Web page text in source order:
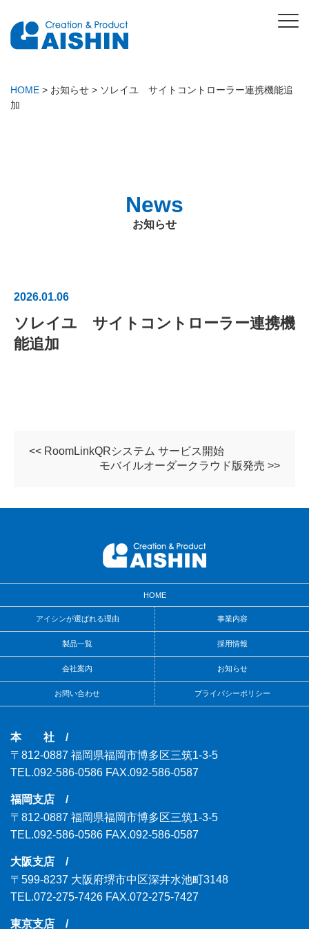
HOME > お知らせ > ソレイユ サイトコントローラー連携機能追
加
News
お知らせ
2026.01.06
ソレイユ サイトコントローラー連携機
能追加
<< RoomLinkQRシステム サービス開始
モバイルオーダークラウド版発売 >>
HOME
アイシンが選ばれる理由 事業内容
製品一覧 採用情報
会社案内 お知らせ
お問い合わせ プライバシーポリシー
本 社 /
〒812-0887 福岡県福岡市博多区三筑1-3-5
TEL.092-586-0586 FAX.092-586-0587
福岡支店 /
〒812-0887 福岡県福岡市博多区三筑1-3-5
TEL.092-586-0586 FAX.092-586-0587
大阪支店 /
〒599-8237 大阪府堺市中区深井水池町3148
TEL.072-275-7426 FAX.072-275-7427
東京支店 /